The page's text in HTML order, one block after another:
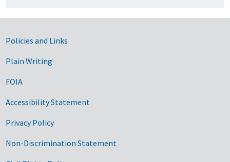
Government Links
Policies and Links
Plain Writing
FOIA
Accessibility Statement
Privacy Policy
Non-Discrimination Statement